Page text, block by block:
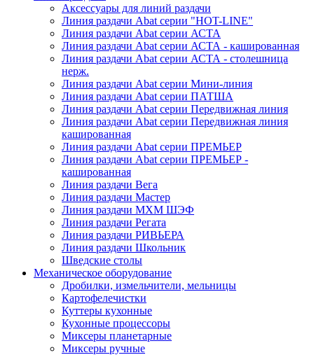
Аксессуары для линий раздачи
Линия раздачи Abat серии "HOT-LINE"
Линия раздачи Abat серии АСТА
Линия раздачи Abat серии АСТА - кашированная
Линия раздачи Abat серии АСТА - столешница
нерж.
Линия раздачи Abat серии Мини-линия
Линия раздачи Abat серии ПАТША
Линия раздачи Abat серии Передвижная линия
Линия раздачи Abat серии Передвижная линия
кашированная
Линия раздачи Abat серии ПРЕМЬЕР
Линия раздачи Abat серии ПРЕМЬЕР -
кашированная
Линия раздачи Вега
Линия раздачи Мастер
Линия раздачи МХМ ШЭФ
Линия раздачи Регата
Линия раздачи РИВЬЕРА
Линия раздачи Школьник
Шведские столы
Механическое оборудование
Дробилки, измельчители, мельницы
Картофелечистки
Куттеры кухонные
Кухонные процессоры
Миксеры планетарные
Миксеры ручные